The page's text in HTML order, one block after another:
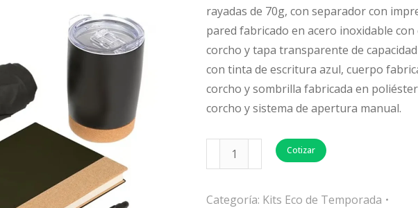
rayadas de 70g, con separador con
pared fabricado en acero inoxidable
corcho y tapa transparente de
con tinta de escritura azul, cuerpo
corcho y sombrilla fabricada en
corcho y sistema de apertura manual.
Cotizar
Categoría: Kits Eco de Temporada